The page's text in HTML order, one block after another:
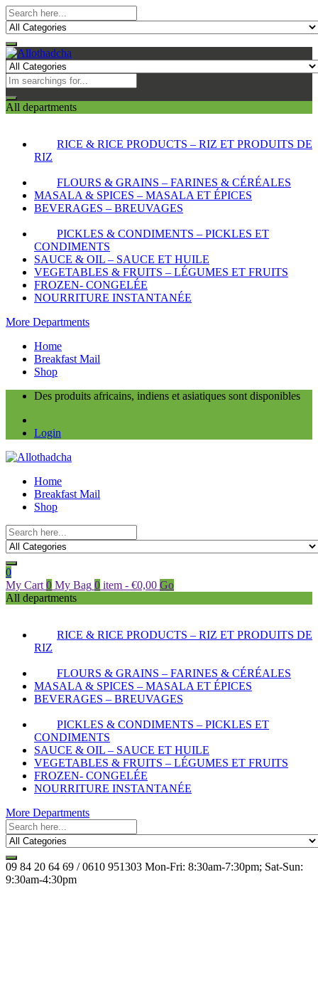
All departments
RICE & RICE PRODUCTS – RIZ ET PRODUITS DE
RIZ
FLOURS & GRAINS – FARINES & CÉRÉALES
MASALA & SPICES – MASALA ET ÉPICES
BEVERAGES – BREUVAGES
PICKLES & CONDIMENTS – PICKLES ET
CONDIMENTS
SAUCE & OIL – SAUCE ET HUILE
VEGETABLES & FRUITS – LÉGUMES ET FRUITS
FROZEN- CONGELÉE
NOURRITURE INSTANTANÉE
More Departments
Home
Breakfast Mail
Shop
Des produits africains, indiens et asiatiques sont disponibles
Login
Home
Breakfast Mail
Shop
0
My Cart 0 My Bag 0 item - €0,00 Go
All departments
RICE & RICE PRODUCTS – RIZ ET PRODUITS DE
RIZ
FLOURS & GRAINS – FARINES & CÉRÉALES
MASALA & SPICES – MASALA ET ÉPICES
BEVERAGES – BREUVAGES
PICKLES & CONDIMENTS – PICKLES ET
CONDIMENTS
SAUCE & OIL – SAUCE ET HUILE
VEGETABLES & FRUITS – LÉGUMES ET FRUITS
FROZEN- CONGELÉE
NOURRITURE INSTANTANÉE
More Departments
09 84 20 64 69 / 0610 951303 Mon-Fri: 8:30am-7:30pm; Sat-Sun:
9:30am-4:30pm